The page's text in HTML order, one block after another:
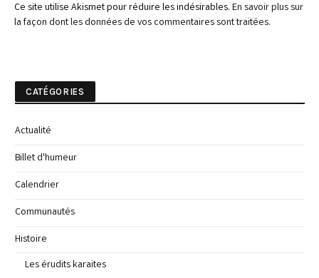
Ce site utilise Akismet pour réduire les indésirables. En savoir plus sur
la façon dont les données de vos commentaires sont traitées.
CATÉGORIES
Actualité
Billet d'humeur
Calendrier
Communautés
Histoire
Les érudits karaites